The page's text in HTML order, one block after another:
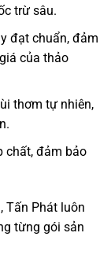
trừ sâu.
đạt chuẩn, đảm
của thảo
thơm tự nhiên,
chất, đảm bảo
Tấn Phát luôn
từng gói sản